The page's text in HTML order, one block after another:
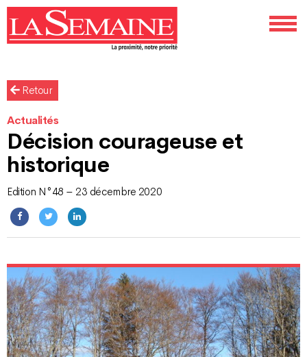
Retour
Actualités
Décision courageuse et
historique
Edition N°48 – 23 décembre 2020